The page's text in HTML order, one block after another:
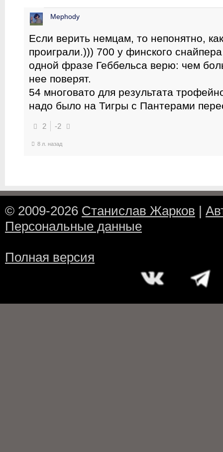
Mephody
Если верить немцам, то непонятно,
проиграли.))) 700 у финского
одной фразе Геббельса верю: чем
нее поверят.
54 многовато для результата
надо было на Тигры с Пантерами
2 -2
8 л. назад
© 2009-2026 Станислав Жарков |
Персональные данные
Полная версия